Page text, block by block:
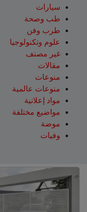
سيارات
طب وصحة
طرب وفن
علوم وتكنولوجيا
غير مصنف
مقالات
منوعات
منوعات عالمية
مواد إعلانية
مواضيع مختلفة
موضة
وفيات